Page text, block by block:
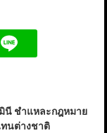
นี ชำแหละกฎหมาย
นต่างชาติ